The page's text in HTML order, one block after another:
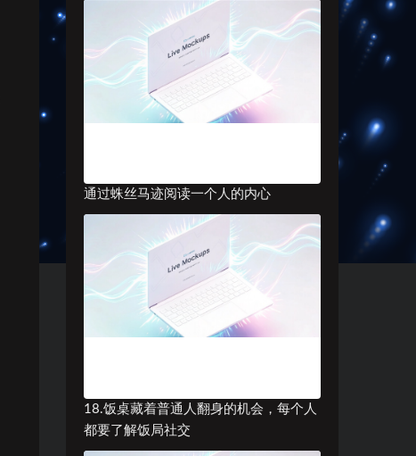
通过蛛丝马迹阅读一个人的内心
18.饭桌藏着普通人翻身的机会，每个人
都要了解饭局社交